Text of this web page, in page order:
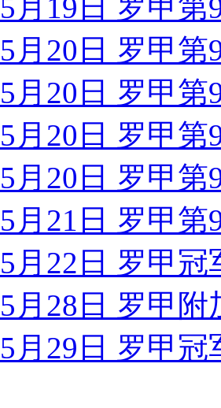
月19日 罗甲
月20日 罗甲
月20日 罗甲
月20日 罗甲
月20日 罗甲
月21日 罗甲
月22日 罗甲
月28日 罗甲
月29日 罗甲